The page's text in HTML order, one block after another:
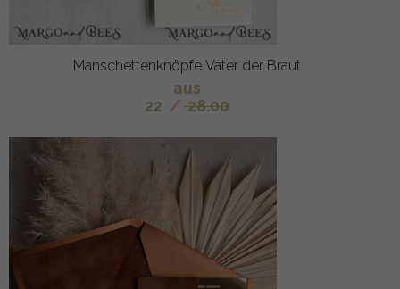
Manschettenknöpfe Vater der Braut
aus
22 / 28.00